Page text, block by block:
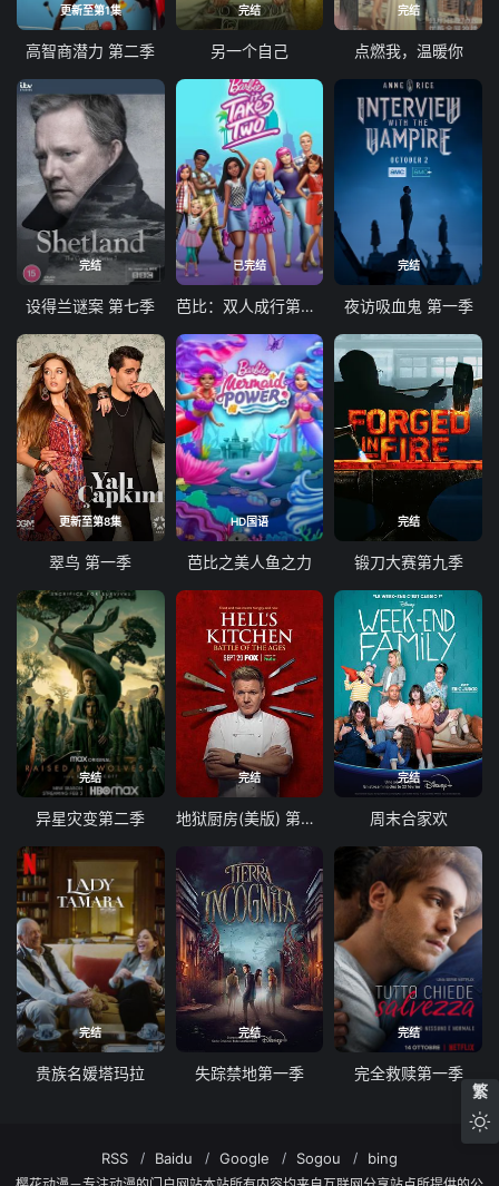
更新至第1集
高智商潜力 第二季
完结
另一个自己
完结
点燃我，温暖你
完结
设得兰谜案 第七季
已完结
芭比：双人成行第一季
完结
夜访吸血鬼 第一季
更新至第8集
翠鸟 第一季
HD国语
芭比之美人鱼之力
完结
锻刀大赛第九季
完结
异星灾变第二季
完结
地狱厨房(美版) 第二十一季
完结
周末合家欢
完结
贵族名媛塔玛拉
完结
失踪禁地第一季
完结
完全救赎第一季
繁
RSS Baidu Google Sogou bing